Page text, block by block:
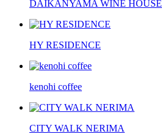
DAIKANYAMA WINE HOUSE
HY RESIDENCE
kenohi coffee
CITY WALK NERIMA